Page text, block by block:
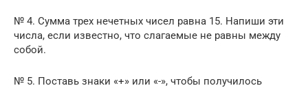
№ 4. Сумма трех нечетных чисел равна 15. Напиши эти
числа, если известно, что слагаемые не равны между
собой.
№ 5. Поставь знаки «+» или «-», чтобы получилось